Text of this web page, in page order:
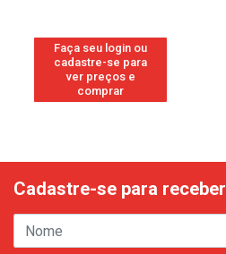
Faça seu login ou
cadastre-se para
ver preços e
comprar
Cadastre-se para